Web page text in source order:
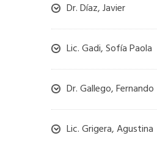
Dr. Díaz, Javier
Lic. Gadi, Sofía Paola
Dr. Gallego, Fernando
Lic. Grigera, Agustina